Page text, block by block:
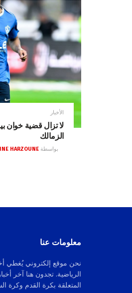
الأخبار
لا تزال قضية خوان
الزمالك
بواسطة HARZOUNE
معلومات عنا
نحن موقع إلكتروني يُغطي
الرياضية. تجدون هنا آخر
المتعلقة بكرة القدم وكرة